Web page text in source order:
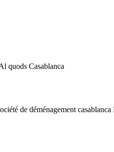
quods Casablanca
de déménagement casablanca